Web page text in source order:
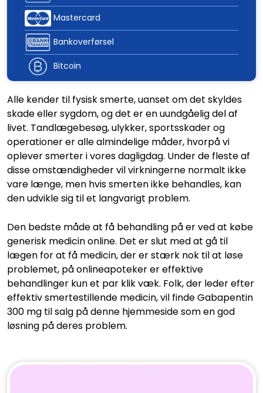
Mastercard
Bankoverførsel
Bitcoin
Alle kender til fysisk smerte, uanset om det skyldes
skade eller sygdom, og det er en uundgåelig del af
livet. Tandlægebesøg, ulykker, sportsskader og
operationer er alle almindelige måder, hvorpå vi
oplever smerter i vores dagligdag. Under de fleste af
disse omstændigheder vil virkningerne normalt ikke
vare længe, men hvis smerten ikke behandles, kan
den udvikle sig til et langvarigt problem.
Den bedste måde at få behandling på er ved at købe
generisk medicin online. Det er slut med at gå til
lægen for at få medicin, der er stærk nok til at løse
problemet, på onlineapoteker er effektive
behandlinger kun et par klik væk. Folk, der leder efter
effektiv smertestillende medicin, vil finde Gabapentin
300 mg til salg på denne hjemmeside som en god
løsning på deres problem.